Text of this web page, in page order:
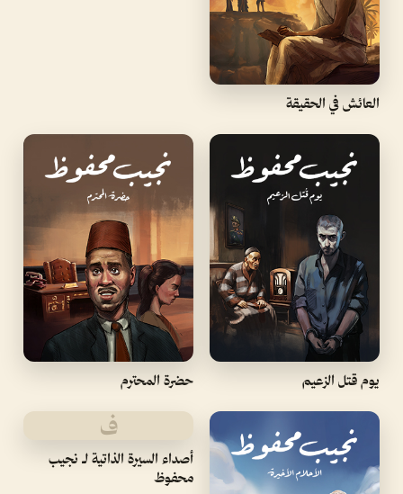
العائش في الحقيقة
يوم قتل الزعيم حضرة المحترم
ف
أصداء السيرة الذاتية لـ نجيب
محفوظ